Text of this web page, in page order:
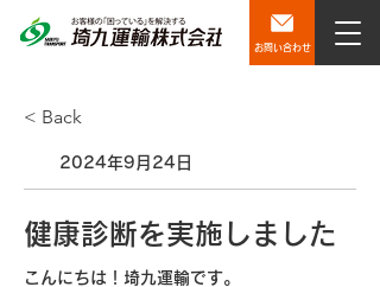
お問い合わせ
< Back
2024年9月24日
健康診断を実施しました
こんにちは！埼九運輸です。